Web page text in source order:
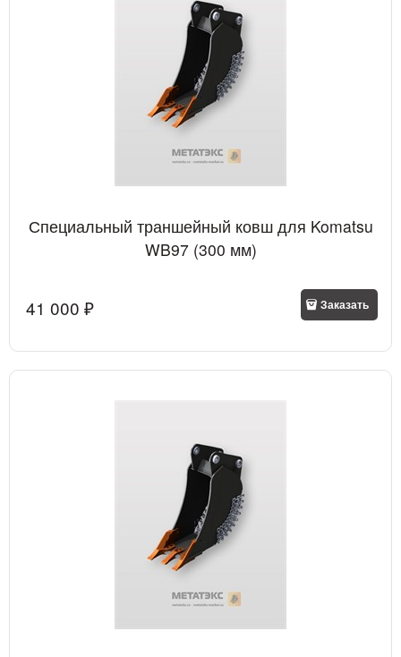
Специальный траншейный ковш для Komatsu
WB97 (300 мм)
41 000 ₽ Заказать